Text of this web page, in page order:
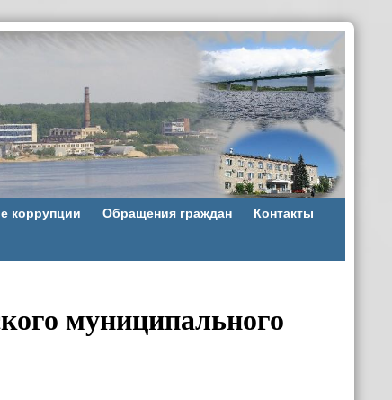
коррупции Обращения граждан Контакты
муниципального